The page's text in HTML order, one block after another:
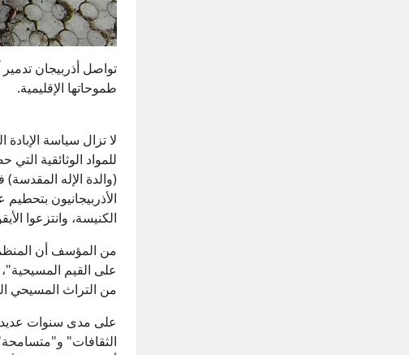
تواصل أذربيجان
طموحاتها الإقليمية.
لا تزال سياسة
للمواد الوثائقية
(والدة الإله
الأذربيجانيون
الكنيسة، وانتزعوا
من المؤسف أن
على القيم
من التراث المسيحي
على مدى سنوات
الثقافات"